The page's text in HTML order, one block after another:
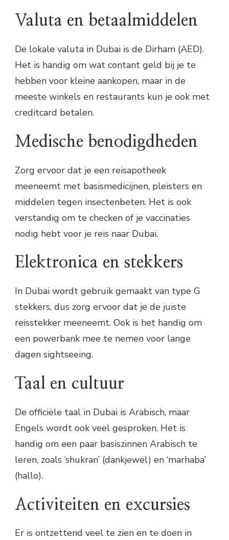
Valuta en betaalmiddelen
De lokale valuta in Dubai is de Dirham (AED).
Het is handig om wat contant geld bij je te
hebben voor kleine aankopen, maar in de
meeste winkels en restaurants kun je ook met
creditcard betalen.
Medische benodigdheden
Zorg ervoor dat je een reisapotheek
meeneemt met basismedicijnen, pleisters en
middelen tegen insectenbeten. Het is ook
verstandig om te checken of je vaccinaties
nodig hebt voor je reis naar Dubai.
Elektronica en stekkers
In Dubai wordt gebruik gemaakt van type G
stekkers, dus zorg ervoor dat je de juiste
reisstekker meeneemt. Ook is het handig om
een powerbank mee te nemen voor lange
dagen sightseeing.
Taal en cultuur
De officiële taal in Dubai is Arabisch, maar
Engels wordt ook veel gesproken. Het is
handig om een paar basiszinnen Arabisch te
leren, zoals ‘shukran’ (dankjewel) en ‘marhaba’
(hallo).
Activiteiten en excursies
Er is ontzettend veel te zien en te doen in